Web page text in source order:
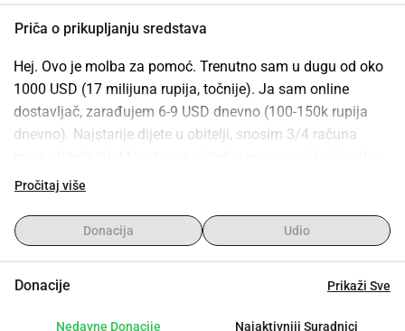
Priča o prikupljanju sredstava
Hej. Ovo je molba za pomoć. Trenutno sam u dugu od oko
1000 USD (17 milijuna rupija, točnije). Ja sam online
dostavljač, zarađujem 6-9 USD dnevno (100-150k rupija
dnevno). Najstarije dijete u obitelji, snosim 3/4 računa
učitelji u privatnim školama zarađuju znatno manje od
moje majke. Moja obitelj živi u 2 odvojena grada, svi
iznajmljuju (majka i najmlađe dijete žive u mom rodnom
i otac smo u drugom gradu zbog očeva posla). Sve je
Pročitaj više
Donacija Udio
Donacije Prikaži Sve
Nedavne Donacije Najaktivniji Suradnici